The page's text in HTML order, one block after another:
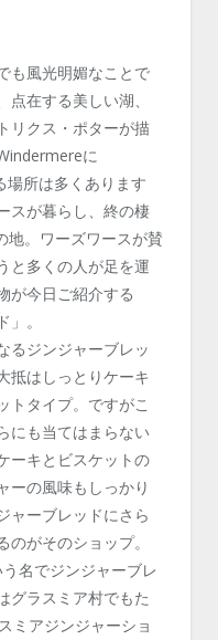
も風光明媚なことで
在する美しい湖、
リクス・ポターが描
に
所は多くあります
スが暮らし、終の棲
地。ワーズワースが賛
と多くの人が足を運
が今日ご紹介する
。
るジンジャーブレッ
抵はしっとりケーキ
トタイプ。ですがこ
にも当てはまらない
ーキとビスケットの
ーの風味もしっかり
ャーブレッドにさら
がそのショップ。
名でジンジャーブレ
グラスミア村でもた
ミアジンジャーショ